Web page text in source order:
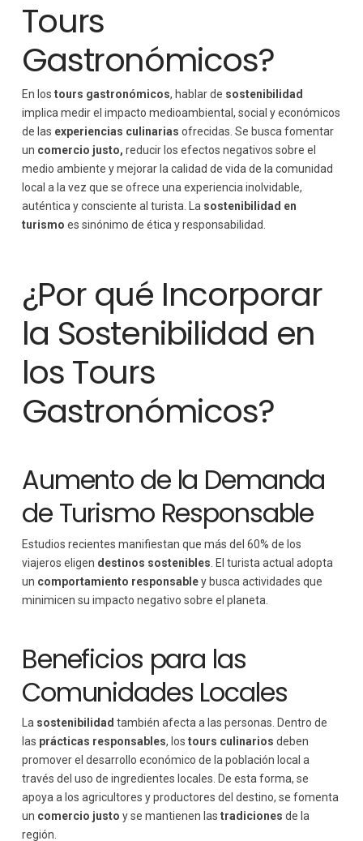
Tours
Gastronómicos?
En los tours gastronómicos, hablar de sostenibilidad
implica medir el impacto medioambiental, social y económicos
de las experiencias culinarias ofrecidas. Se busca fomentar
un comercio justo, reducir los efectos negativos sobre el
medio ambiente y mejorar la calidad de vida de la comunidad
local a la vez que se ofrece una experiencia inolvidable,
auténtica y consciente al turista. La sostenibilidad en
turismo es sinónimo de ética y responsabilidad.
¿Por qué Incorporar
la Sostenibilidad en
los Tours
Gastronómicos?
Aumento de la Demanda
de Turismo Responsable
Estudios recientes manifiestan que más del 60% de los
viajeros eligen destinos sostenibles . El turista actual adopta
un comportamiento responsabley busca actividades que
minimicen su impacto negativo sobre el planeta.
Beneficios para las
Comunidades Locales
La sostenibilidad también afecta a las personas. Dentro de
las prácticas responsables, los tours culinarios deben
promover el desarrollo económico de la población local a
través del uso de ingredientes locales. De esta forma, se
apoya a los agricultores y productores del destino, se fomenta
un comercio justo y se mantienen las tradiciones de la
región.